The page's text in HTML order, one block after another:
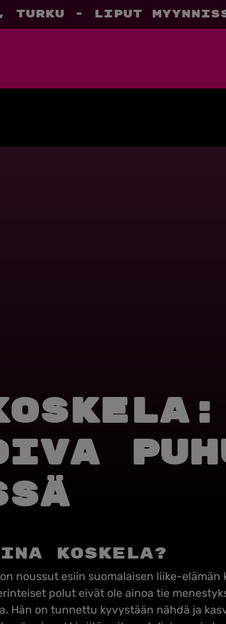
Turku - liput
Koskela?
noussut esiin suomalaisen liike-elämän
polut eivät ole ainoa tie
Hän on tunnettu kyvystään nähdä ja